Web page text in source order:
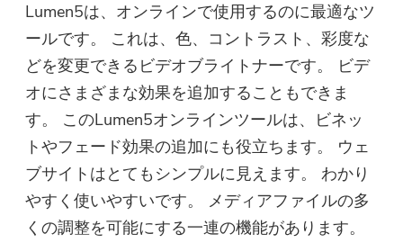
Lumen5は、オンラインで使用するのに最適なツ
ールです。 これは、色、コントラスト、彩度な
どを変更できるビデオブライトナーです。 ビデ
オにさまざまな効果を追加することもできま
す。 このLumen5オンラインツールは、ビネッ
トやフェード効果の追加にも役立ちます。 ウェ
ブサイトはとてもシンプルに見えます。 わかり
やすく使いやすいです。 メディアファイルの多
くの調整を可能にする一連の機能があります。